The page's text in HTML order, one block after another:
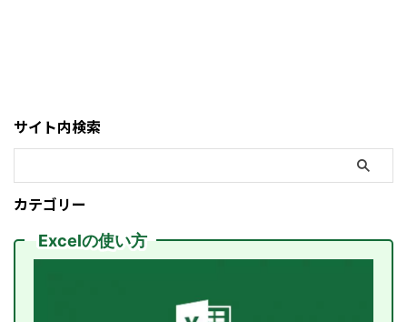
サイト内検索
カテゴリー
Excelの使い方